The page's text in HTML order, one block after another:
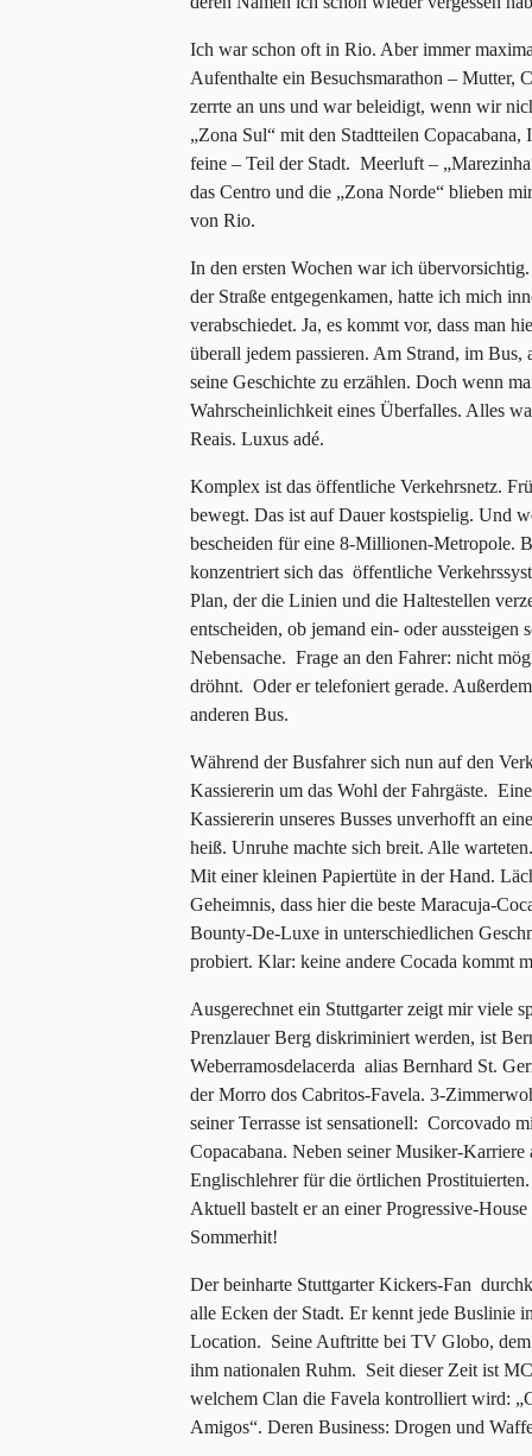
Ich war schon oft in Rio. Aber immer
Aufenthalte ein Besuchsmarathon – Mutter,
zerrte an uns und war beleidigt, wenn wir
„Zona Sul“ mit den Stadtteilen
feine – Teil der Stadt. Meerluft –
das Centro und die „Zona Norde“ blieben
von Rio.
In den ersten Wochen war ich
der Straße entgegenkamen, hatte ich mich
verabschiedet. Ja, es kommt vor, dass man
überall jedem passieren. Am Strand, im
seine Geschichte zu erzählen. Doch wenn
Wahrscheinlichkeit eines Überfalles. Alles
Reais. Luxus adé.
Komplex ist das öffentliche Verkehrsnetz.
bewegt. Das ist auf Dauer kostspielig. Und
bescheiden für eine 8-Millionen-Metropole.
konzentriert sich das öffentliche
Plan, der die Linien und die Haltestellen
entscheiden, ob jemand ein- oder aussteigen
Nebensache. Frage an den Fahrer: nicht
dröhnt. Oder er telefoniert gerade.
anderen Bus.
Während der Busfahrer sich nun auf den
Kassiererin um das Wohl der Fahrgäste.
Kassiererin unseres Busses unverhofft an
heiß. Unruhe machte sich breit. Alle
Mit einer kleinen Papiertüte in der Hand.
Geheimnis, dass hier die beste Maracuja-
Bounty-De-Luxe in unterschiedlichen
probiert. Klar: keine andere Cocada kommt
Ausgerechnet ein Stuttgarter zeigt mir viele
Prenzlauer Berg diskriminiert werden, ist
Weberramosdelacerda alias Bernhard St.
der Morro dos Cabritos-Favela. 3-
seiner Terrasse ist sensationell: Corcovado
Copacabana. Neben seiner Musiker-
Englischlehrer für die örtlichen
Aktuell bastelt er an einer Progressive-
Sommerhit!
Der beinharte Stuttgarter Kickers-Fan
alle Ecken der Stadt. Er kennt jede Buslinie
Location. Seine Auftritte bei TV Globo,
ihm nationalen Ruhm. Seit dieser Zeit ist
welchem Clan die Favela kontrolliert wird:
Amigos“. Deren Business: Drogen und